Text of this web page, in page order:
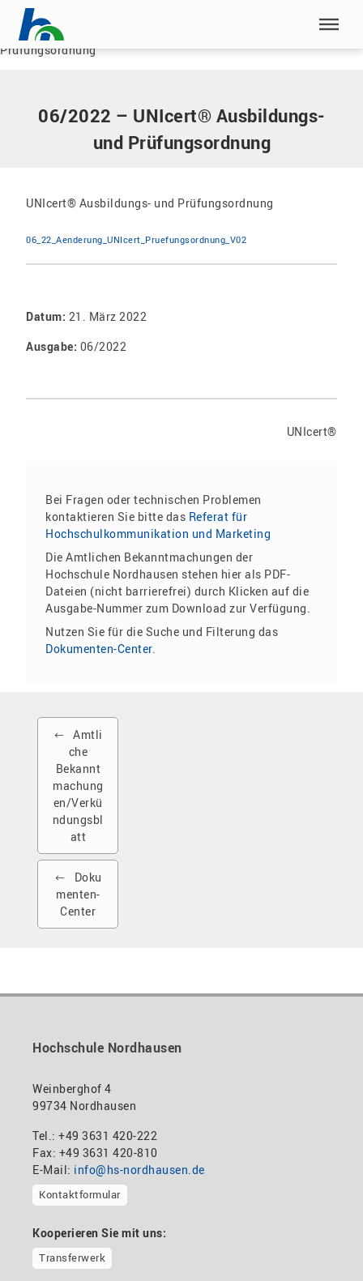
Menü überspringen
Menü überspringen
Home |Dokumente
Prüfungsordnung
06/2022 – UNIcert® Ausbildungs-
und Prüfungsordnung
UNIcert® Ausbildungs- und Prüfungsordnung
06_22_Aenderung_UNIcert_Pruefungsordnung_V02
Datum: 21. März 2022
Ausgabe: 06/2022
UNIcert®
Bei Fragen oder technischen Problemen
kontaktieren Sie bitte das Referat für
Hochschulkommunikation und Marketing
Die Amtlichen Bekanntmachungen der
Hochschule Nordhausen stehen hier als PDF-
Dateien (nicht barrierefrei) durch Klicken auf die
Ausgabe-Nummer zum Download zur Verfügung.
Nutzen Sie für die Suche und Filterung das
Dokumenten-Center.
Amtli
che
Bekannt
machung
en/Verkü
ndungsbl
att
Doku
menten-
Center
Hochschule Nordhausen
Weinberghof 4
99734 Nordhausen
Tel.: +49 3631 420-222
Fax: +49 3631 420-810
E-Mail: info@hs-nordhausen.de
Kontaktformular
Kooperieren Sie mit uns:
Transferwerk